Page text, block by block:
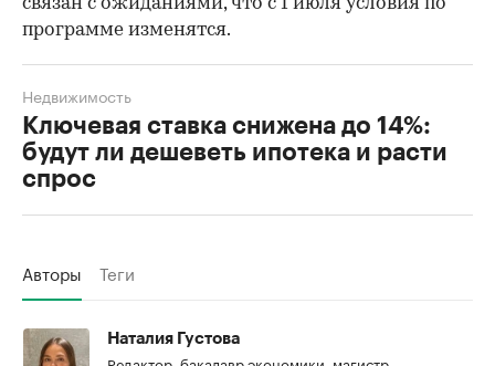
связан с ожиданиями, что с 1 июля условия по
программе изменятся.
Ключевая ставка снижена до 14%:
будут ли дешеветь ипотека и расти
спрос
Недвижимость
Авторы Теги
Наталия Густова